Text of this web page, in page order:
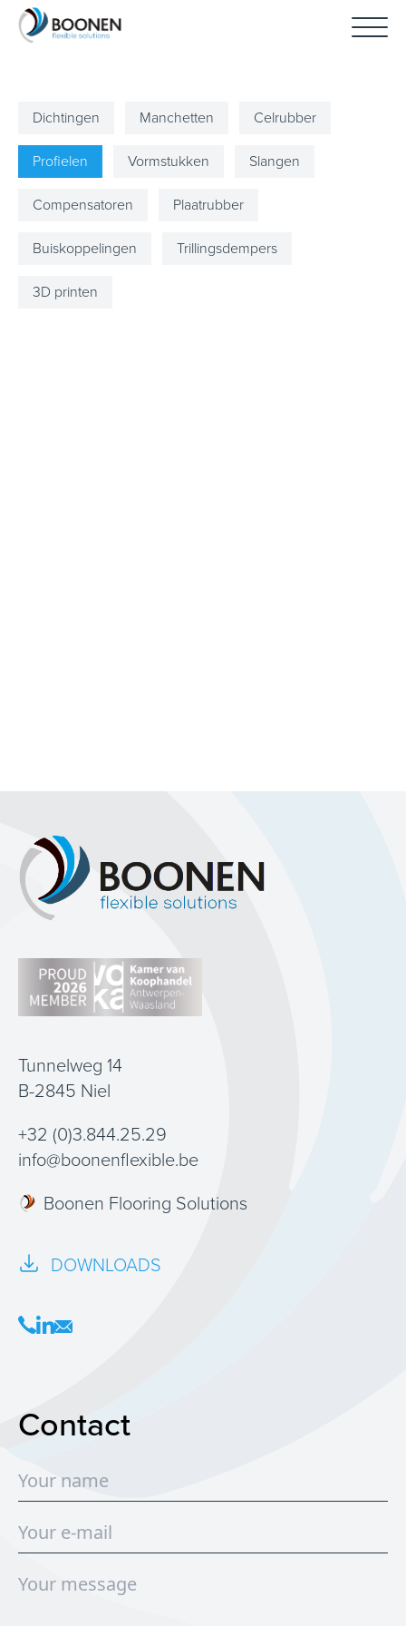
Dichtingen Manchetten Celrubber
Profielen Vormstukken Slangen
Compensatoren Plaatrubber
Buiskoppelingen Trillingsdempers
3D printen
Tunnelweg 14
B-2845 Niel
+32 (0)3.844.25.29
info@boonenflexible.be
Boonen Flooring Solutions
DOWNLOADS
Contact